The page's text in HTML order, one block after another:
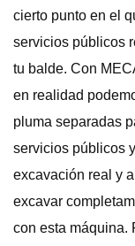
cierto punto en el
servicios públicos
tu balde. Con
en realidad
pluma separadas
servicios públicos
excavación real y
excavar
con esta máquina.